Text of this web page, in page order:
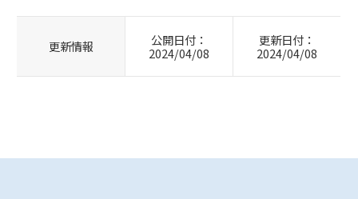
更新情報
公開日付：
2024/04/08
更新日付：
2024/04/08